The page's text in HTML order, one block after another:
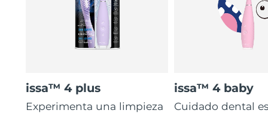
issa™ 4 plus
Experimenta una limpieza
issa™ 4 baby
Cuidado dental